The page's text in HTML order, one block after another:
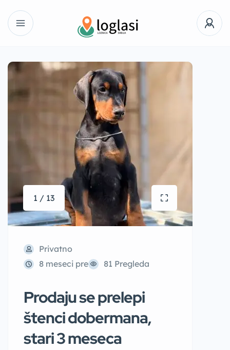
1 / 13
Privatno
8 meseci pre
81 Pregleda
Prodaju se prelepi
štenci dobermana,
stari 3 meseca